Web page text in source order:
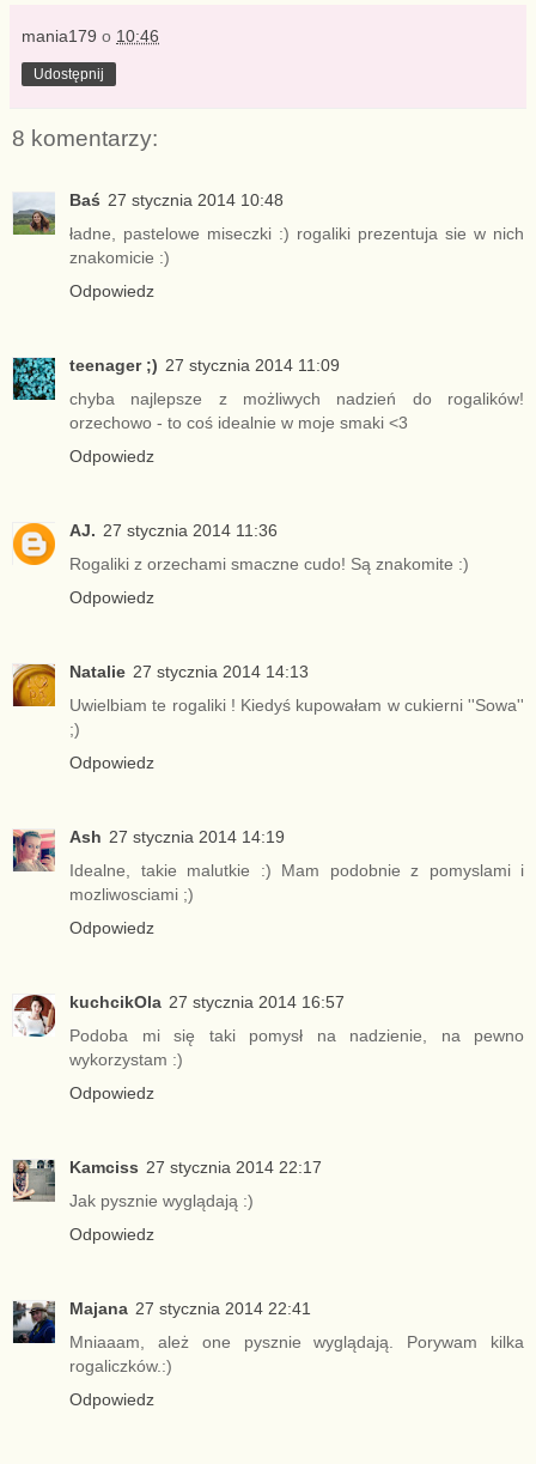
mania179 o 10:46
Udostępnij
8 komentarzy:
Baś 27 stycznia 2014 10:48
ładne, pastelowe miseczki :) rogaliki prezentuja sie w nich
znakomicie :)
Odpowiedz
teenager ;) 27 stycznia 2014 11:09
chyba najlepsze z możliwych nadzień do rogalików!
orzechowo - to coś idealnie w moje smaki <3
Odpowiedz
AJ. 27 stycznia 2014 11:36
Rogaliki z orzechami smaczne cudo! Są znakomite :)
Odpowiedz
Natalie 27 stycznia 2014 14:13
Uwielbiam te rogaliki ! Kiedyś kupowałam w cukierni ''Sowa''
;)
Odpowiedz
Ash 27 stycznia 2014 14:19
Idealne, takie malutkie :) Mam podobnie z pomyslami i
mozliwosciami ;)
Odpowiedz
kuchcikOla 27 stycznia 2014 16:57
Podoba mi się taki pomysł na nadzienie, na pewno
wykorzystam :)
Odpowiedz
Kamciss 27 stycznia 2014 22:17
Jak pysznie wyglądają :)
Odpowiedz
Majana 27 stycznia 2014 22:41
Mniaaam, ależ one pysznie wyglądają. Porywam kilka
rogaliczków.:)
Odpowiedz